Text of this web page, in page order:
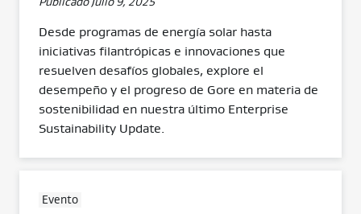
Desde programas de energía solar hasta
iniciativas filantrópicas e innovaciones que
resuelven desafíos globales, explore el
desempeño y el progreso de Gore en materia de
sostenibilidad en nuestra último Enterprise
Sustainability Update.
Evento